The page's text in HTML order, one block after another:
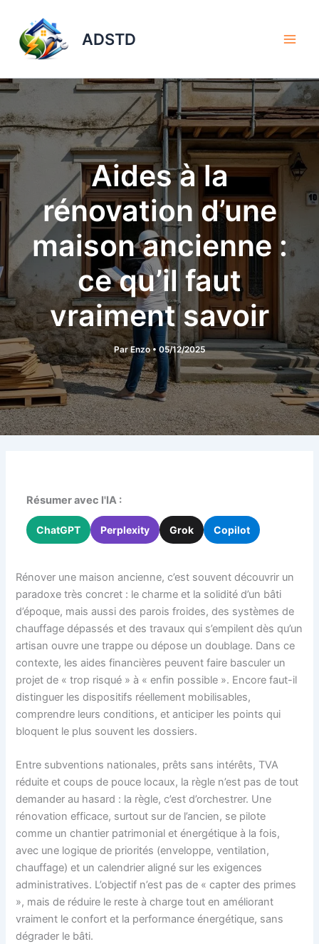
contenu
ADSTD
Aides à la
rénovation d’une
maison ancienne :
ce qu’il faut
vraiment savoir
ParEnzo•05/12/2025
Résumer avec l'IA :
ChatGPT Perplexity Grok Copilot
Rénover une maison ancienne, c’est souvent découvrir un
paradoxe très concret : le charme et la solidité d’un bâti
d’époque, mais aussi des parois froides, des systèmes de
chauffage dépassés et des travaux qui s’empilent dès qu’un
artisan ouvre une trappe ou dépose un doublage. Dans ce
contexte, les aides financières peuvent faire basculer un
projet de « trop risqué » à « enfin possible ». Encore faut-il
distinguer les dispositifs réellement mobilisables,
comprendre leurs conditions, et anticiper les points qui
bloquent le plus souvent les dossiers.
Entre subventions nationales, prêts sans intérêts, TVA
réduite et coups de pouce locaux, la règle n’est pas de tout
demander au hasard : la règle, c’est d’orchestrer. Une
rénovation efficace, surtout sur de l’ancien, se pilote
comme un chantier patrimonial et énergétique à la fois,
avec une logique de priorités (enveloppe, ventilation,
chauffage) et un calendrier aligné sur les exigences
administratives. L’objectif n’est pas de « capter des primes
», mais de réduire le reste à charge tout en améliorant
vraiment le confort et la performance énergétique, sans
dégrader le bâti.